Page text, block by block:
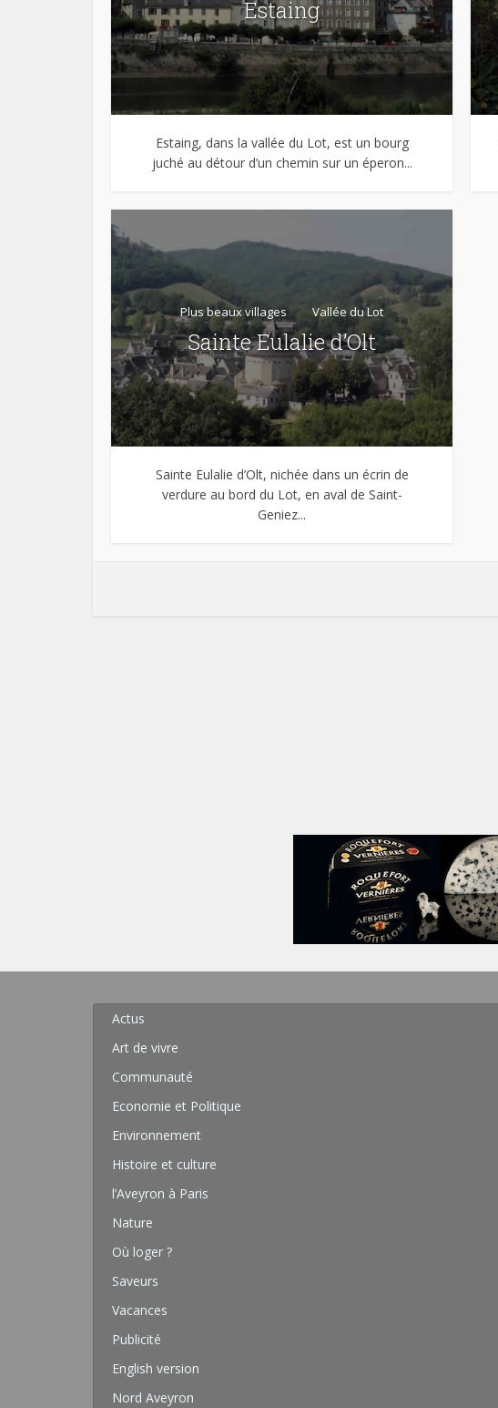
Estaing
Estaing, dans la vallée du Lot, est un bourg
juché au détour d’un chemin sur un éperon...
Plus beaux villages Vallée du Lot
Sainte Eulalie d’Olt
Sainte Eulalie d’Olt, nichée dans un écrin de
verdure au bord du Lot, en aval de Saint-
Geniez...
Actus
Art de vivre
Communauté
Economie et Politique
Environnement
Histoire et culture
l’Aveyron à Paris
Nature
Où loger ?
Saveurs
Vacances
Publicité
English version
Nord Aveyron